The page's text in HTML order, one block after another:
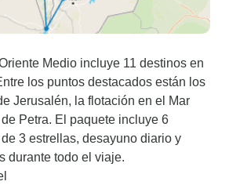
Medio incluye 11 destinos en
los puntos destacados están los
Jerusalén, la flotación en el Mar
Petra. El paquete incluye 6
3 estrellas, desayuno diario y
durante todo el viaje.